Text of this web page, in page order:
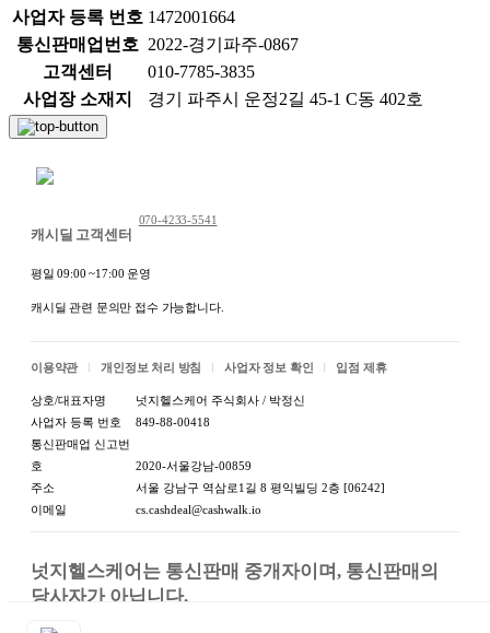
-냉동과일(3종혼합 망고+파파야+용
과 1K) 상품 [ 1개
상품입니다-
사업자 등록 번호 1472001664
통신판매업번호 2022-경기파주-0867
고객센터
010-7785-3835
사업장 소재지
경기 파주시 운정2길 45-1 C동 402호
캐시딜 고객센터
070-4233-5541
평일 09:00 ~17:00 운영
캐시딜 관련 문의만 접수 가능합니다.
이용약관 개인정보 처리 방침 사업자 정보 확인 입점 제휴
상호/대표자명
넛지헬스케어 주식회사 / 박정신
사업자 등록 번호
849-88-00418
통신판매업 신고번
호
2020-서울강남-00859
주소
서울 강남구 역삼로1길 8 평익빌딩 2층 [06242]
이메일
cs.cashdeal@cashwalk.io
넛지헬스케어는 통신판매 중개자이며, 통신판매의
당사자가 아닙니다.